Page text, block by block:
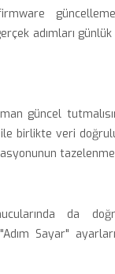
adımları
güncel
birlikte veri
da
Sayar"